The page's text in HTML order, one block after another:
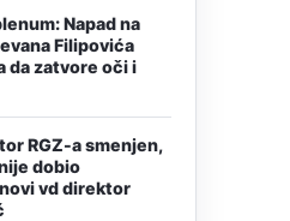
Napad na
Filipovića
da zatvore oči i
RGZ-a smenjen,
dobio
vd direktor